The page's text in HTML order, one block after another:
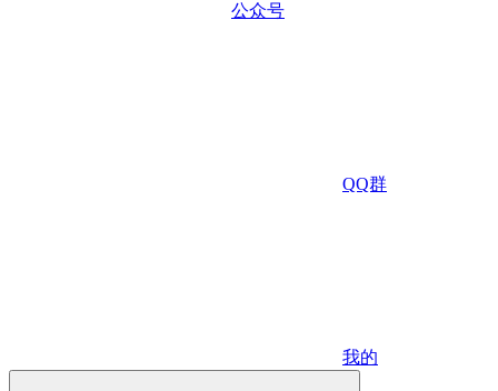
公众号
QQ群
我的